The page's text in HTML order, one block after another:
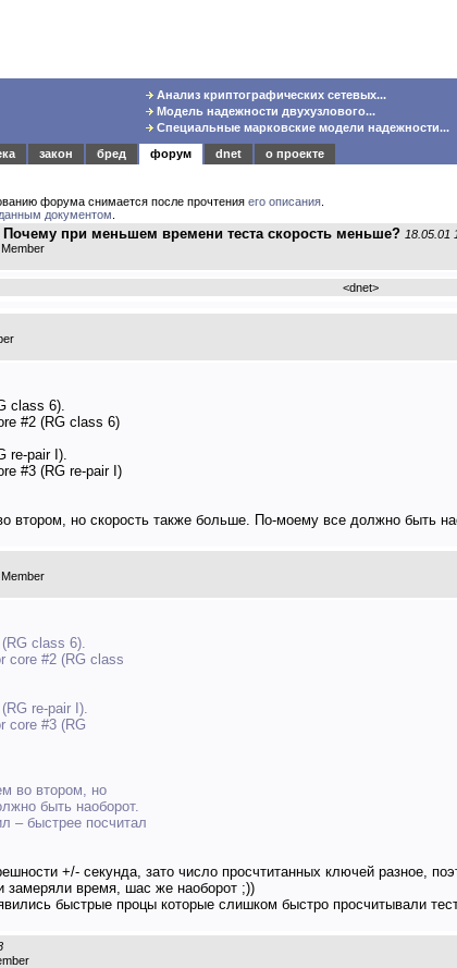
Анализ криптографических сетевых...
Модель надежности двухузлового...
Специальные марковские модели надежности...
закон бред форум dnet
о проекте
форума снимается после прочтения его описания
данным документом
при меньшем времени теста скорость меньше? 18.05.01
<dnet>
class 6).
#2 (RG class 6)
re-pair I).
#3 (RG re-pair I)
втором, но скорость также больше. По-моему все должно быть
class 6).
core #2 (RG class
re-pair I).
core #3 (RG
во втором, но
быть наоборот.
– быстрее посчитал
+/- секунда, зато число просчтитанных ключей разное,
замеряли время, шас же наоборот ;))
быстрые процы которые слишком быстро просчитывали